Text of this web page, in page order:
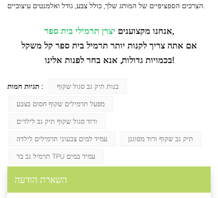
הצרכים הספציפיים של המותג שלך, כולל צבע, גודל ואלמנטים עיצוביים.
אנחנו מקצוענים יצרן תרמילי בית ספר
,
אם אתה צריך לקנות יותר תרמיל בית ספר קל משקל
בכמויות גדולות, אנא בחר לפנות אלינו!
תגיות חמות :
בנות תיק גב סגול שקוף
מפעל תרמילים שקוף חסום בצבע
ורוד סגול שקוף תיק גב לילדים
עמיד למים צבעוני תרמילים לילדה
תיק גב שקוף ורוד מסוגנן
תרמיל גב בד TPU עמיד במים
השארת הודעה